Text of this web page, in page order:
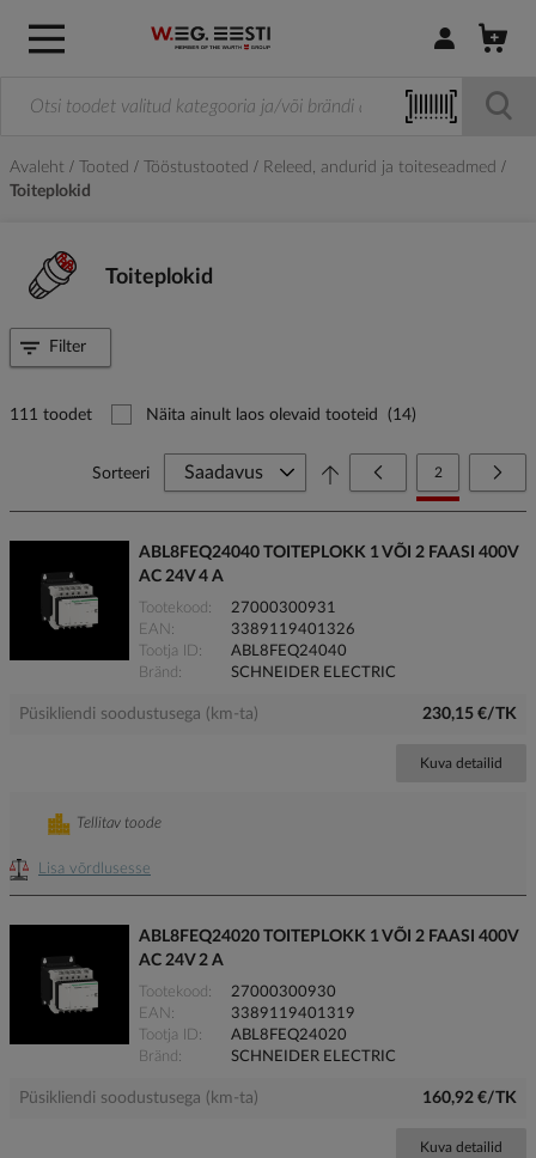
Logi sisse /
Avaleht Tooted Tööstustooted
Releed, andurid ja toiteseadmed
Toiteplokid
Toiteplokid
111 toodet Näita ainult laos olevaid tooteid (14)
Page You're currently
2
Sorteeri
ABL8FEQ24040 TOITEPLOKK 1 VÕI 2 FAASI 400V
AC 24V 4 A
Tootekood
27000300931
EAN
3389119401326
Tootja ID
ABL8FEQ24040
Bränd
SCHNEIDER ELECTRIC
Püsikliendi soodustusega (km-ta) 230,15 €/TK
Kuva detailid
Lisa võrdlusesse
Tellitav toode
ABL8FEQ24020 TOITEPLOKK 1 VÕI 2 FAASI 400V
AC 24V 2 A
Tootekood
27000300930
EAN
3389119401319
Tootja ID
ABL8FEQ24020
Bränd
SCHNEIDER ELECTRIC
Püsikliendi soodustusega (km-ta) 160,92 €/TK
Kuva detailid
Filter